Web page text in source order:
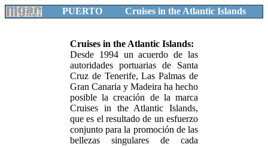
PUERTO Cruises in the Atlantic Islands
Cruises in the Atlantic Islands:
Desde 1994 un acuerdo de las
autoridades portuarias de Santa
Cruz de Tenerife, Las Palmas de
Gran Canaria y Madeira ha hecho
posible la creación de la marca
Cruises in the Atlantic Islands,
que es el resultado de un esfuerzo
conjunto para la promoción de las
bellezas singulares de cada